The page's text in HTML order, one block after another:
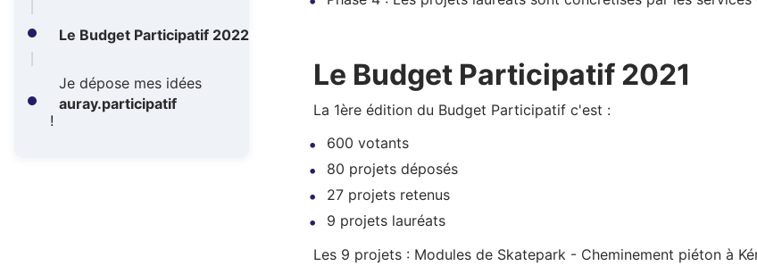
c
p
a
n
Le Budget Participatif 2022
Je dépose mes idées
auray.participatif
!
Le Budget Participatif 2021
La 1ère édition du Budget Participatif c'est :
600 votants
80 projets déposés
27 projets retenus
9 projets lauréats
Les 9 projets : Modules de Skatepark - Cheminement piéton à